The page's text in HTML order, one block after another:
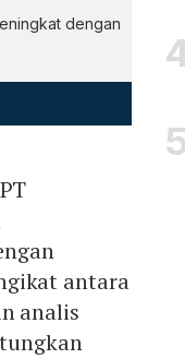
dengan
antara
analis